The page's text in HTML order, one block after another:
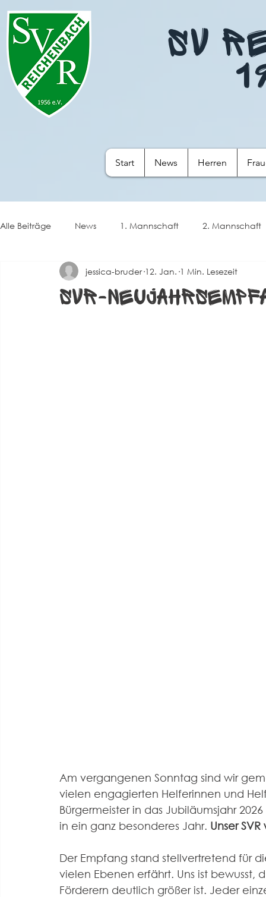
SV
Start News Herren
Alle Beiträge News 1. Mannschaft 2. Mannschaft
Spielberichte Herren 2 Corona Events
SVR-
jessica-bruder 12. Jan. 1 Min. Lesezeit
Am vergangenen Sonntag sind wir
vielen engagierten Helferinnen und
Bürgermeister in das Jubiläumsjahr
in ein ganz besonderes Jahr. Unser
Der Empfang stand stellvertretend für
vielen Ebenen erfährt. Uns ist bewusst,
Förderern deutlich größer ist. Jeder